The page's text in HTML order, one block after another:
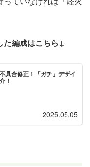
た編成はこちら↓
具合修正！「ガチ」デザイ
！
2025.05.05